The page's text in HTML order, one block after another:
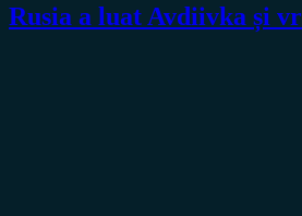
Rusia a luat Avdiivka și